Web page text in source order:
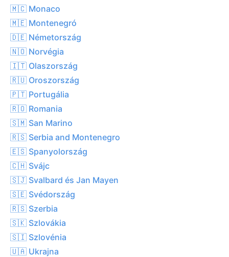
🇲🇨 Monaco
🇲🇪 Montenegró
🇩🇪 Németország
🇳🇴 Norvégia
🇮🇹 Olaszország
🇷🇺 Oroszország
🇵🇹 Portugália
🇷🇴 Romania
🇸🇲 San Marino
🇷🇸 Serbia and Montenegro
🇪🇸 Spanyolország
🇨🇭 Svájc
🇸🇯 Svalbard és Jan Mayen
🇸🇪 Svédország
🇷🇸 Szerbia
🇸🇰 Szlovákia
🇸🇮 Szlovénia
🇺🇦 Ukrajna